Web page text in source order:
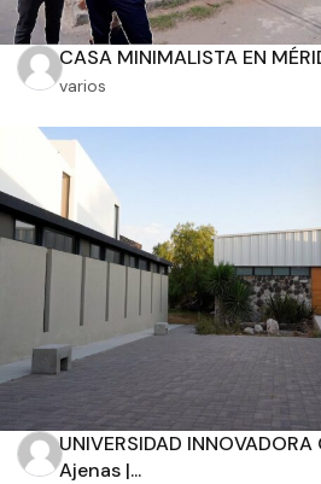
CASA MINIMALISTA EN
varios
UNIVERSIDAD
Ajenas |...
Recamaras
Dimensiones
m2 de construcción
m2 de terreno